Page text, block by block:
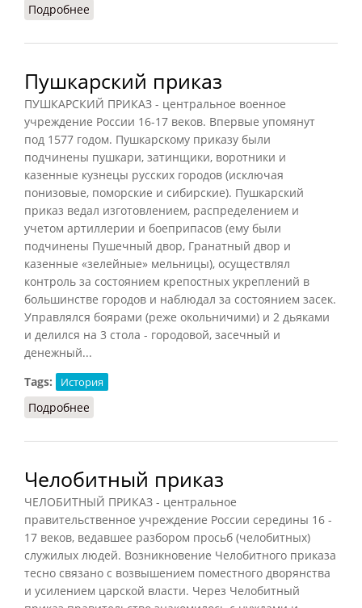
Подробнее
Пушкарский приказ
ПУШКАРСКИЙ ПРИКАЗ - центральное военное
учреждение России 16-17 веков. Впервые упомянут
под 1577 годом. Пушкарскому приказу были
подчинены пушкари, затинщики, воротники и
казенные кузнецы русских городов (исключая
понизовые, поморские и сибирские). Пушкарский
приказ ведал изготовлением, распределением и
учетом артиллерии и боеприпасов (ему были
подчинены Пушечный двор, Гранатный двор и
казенные «зелейные» мельницы), осуществлял
контроль за состоянием крепостных укреплений в
большинстве городов и наблюдал за состоянием засек.
Управлялся боярами (реже окольничими) и 2 дьяками
и делился на 3 стола - городовой, засечный и
денежный...
Tags:
История
Подробнее
Челобитный приказ
ЧЕЛОБИТНЫЙ ПРИКАЗ - центральное
правительственное учреждение России середины 16 -
17 веков, ведавшее разбором просьб (челобитных)
служилых людей. Возникновение Челобитного приказа
тесно связано с возвышением поместного дворянства
и усилением царской власти. Через Челобитный